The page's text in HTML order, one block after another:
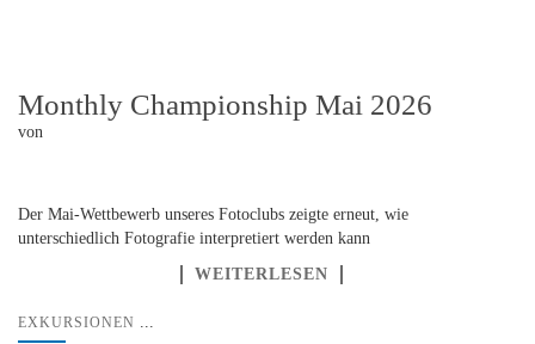
Monthly Championship Mai 2026
von
Der Mai-Wettbewerb unseres Fotoclubs zeigte erneut, wie
unterschiedlich Fotografie interpretiert werden kann
WEITERLESEN
EXKURSIONEN ...